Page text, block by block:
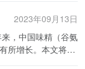
展动态需要关注具
。腰果产业受到多
，单一的数据并不
上所述，
安全、关注市场需
强行业合作和创
酸钠）产品，满足
企业和科研院所都
品质量和附加值。
中，政府鼓励企业
，并提供相应的支
进的生产工艺，
球味精企
有百年的历史。
2023年09月13日
所增长。本文将从